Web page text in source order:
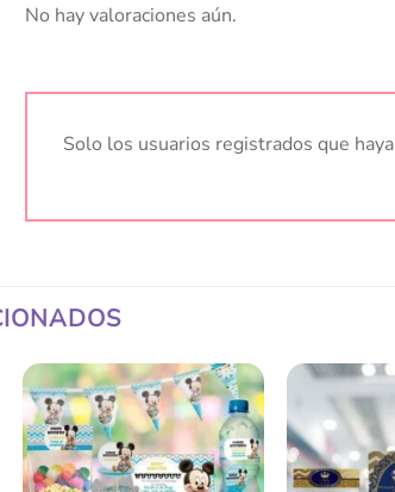
No hay valoraciones aún.
Solo los usuarios registrados que
Añadir
a la
lista
de